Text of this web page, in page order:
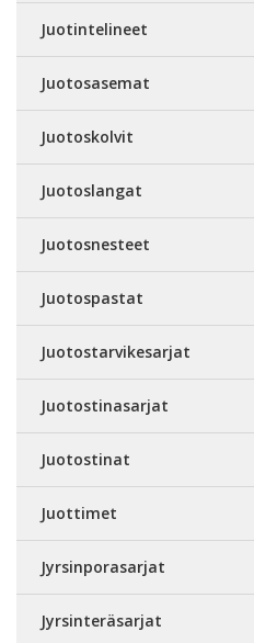
Juotintelineet
Juotosasemat
Juotoskolvit
Juotoslangat
Juotosnesteet
Juotospastat
Juotostarvikesarjat
Juotostinasarjat
Juotostinat
Juottimet
Jyrsinporasarjat
Jyrsinteräsarjat